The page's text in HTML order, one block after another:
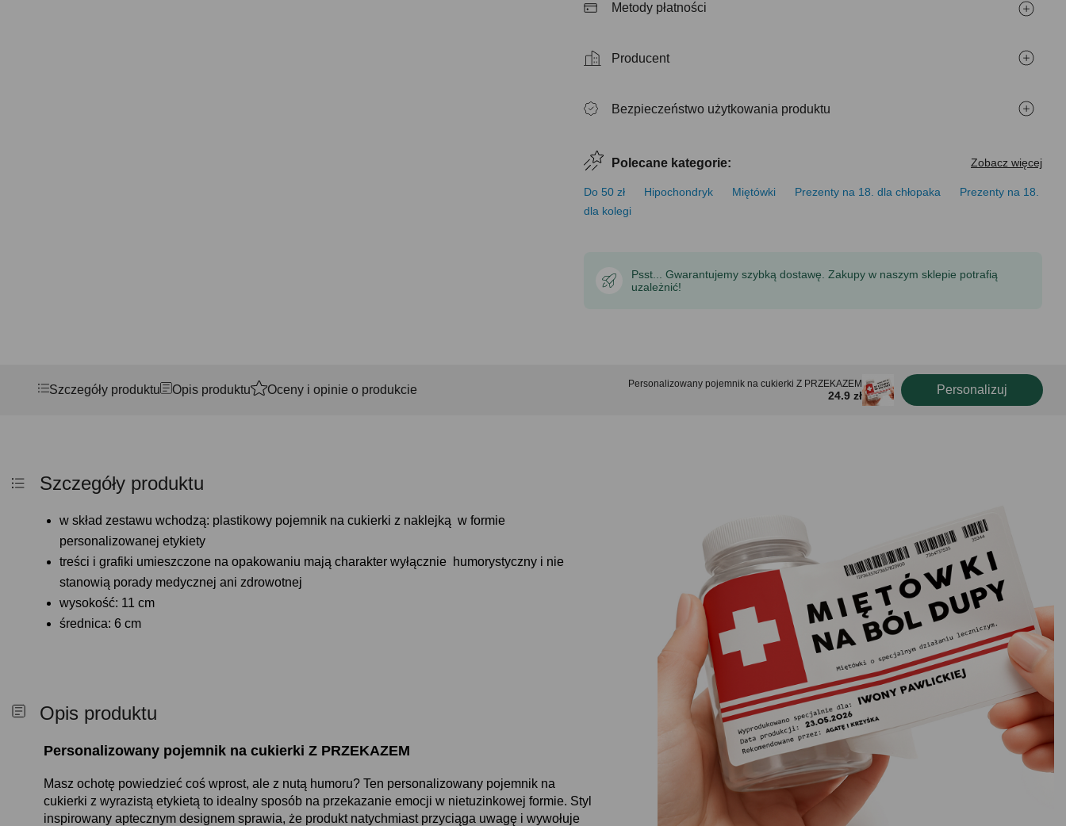
Metody płatności
Producent
Bezpieczeństwo użytkowania produktu
Polecane kategorie: Zobacz więcej
Do 50 zł Hipochondryk Miętówki Prezenty na 18. dla chłopaka
Prezenty na 18.
dla kolegi
Psst... Gwarantujemy szybką dostawę. Zakupy w naszym sklepie potrafią
uzależnić!
Szczegóły produktu Opis produktu Oceny i opinie o produkcie Personalizowany pojemnik na cukierki Z PRZEKAZEM
24.9 zł Personalizuj
Szczegóły produktu
w skład zestawu wchodzą: plastikowy pojemnik na cukierki z naklejką w formie
personalizowanej etykiety
treści i grafiki umieszczone na opakowaniu mają charakter wyłącznie humorystyczny i nie
stanowią porady medycznej ani zdrowotnej
wysokość: 11 cm
średnica: 6 cm
Opis produktu
Personalizowany pojemnik na cukierki Z PRZEKAZEM
Masz ochotę powiedzieć coś wprost, ale z nutą humoru? Ten personalizowany pojemnik na
cukierki z wyrazistą etykietą to idealny sposób na przekazanie emocji w nietuzinkowej formie. Styl
inspirowany aptecznym designem sprawia, że produkt natychmiast przyciąga uwagę i wywołuje